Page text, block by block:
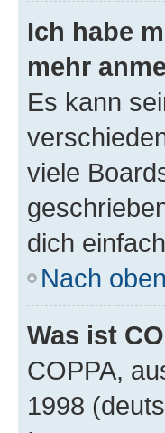
Ich habe
mehr
Es kann
viele
dich
Nach oben
Was ist
COPPA,
1998